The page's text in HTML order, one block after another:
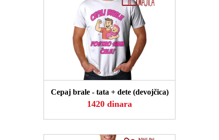
POGLEDAJ
Cepaj brale - tata + dete (devojčica)
1420 dinara